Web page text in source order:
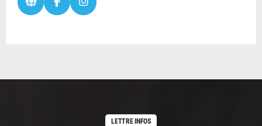
LETTRE INFOS